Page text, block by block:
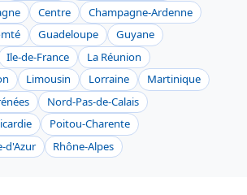
Centre
Champagne-Ardenne
Guadeloupe
Guyane
Ile-de-France
La Réunion
Limousin Lorraine
Martinique
Nord-Pas-de-Calais
Poitou-Charente
d'Azur
Rhône-Alpes